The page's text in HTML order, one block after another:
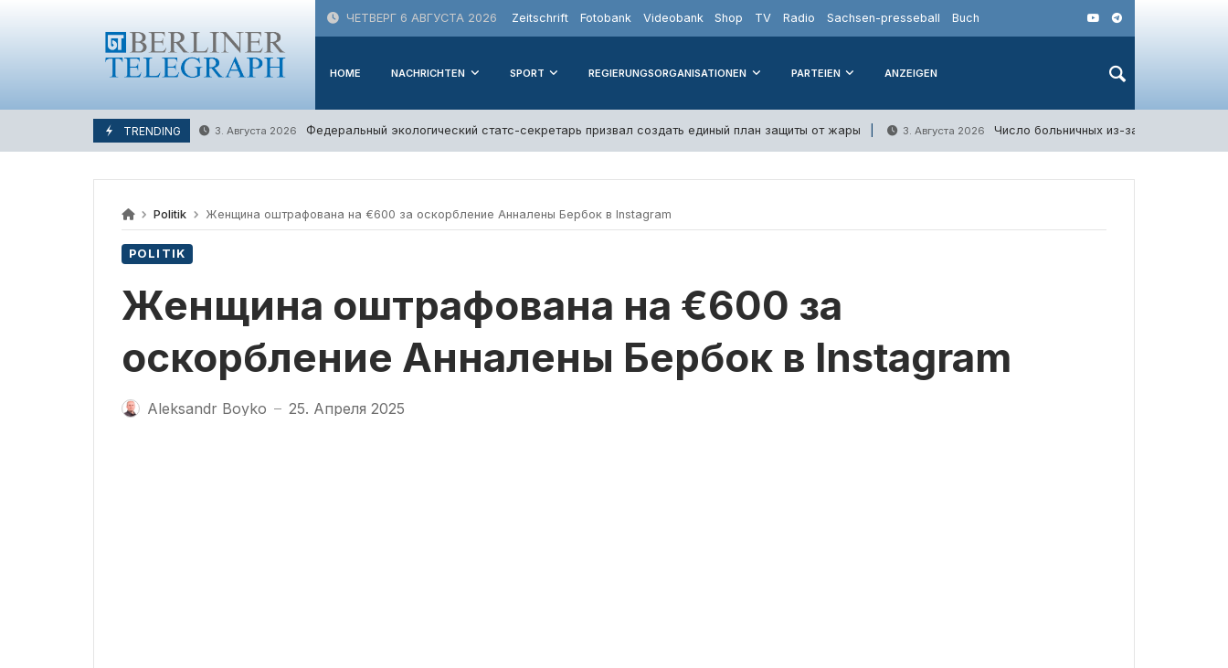
ЧЕТВЕРГ 6 АВГУСТА 2026 Zeitschrift Fotobank Videobank Shop TV Radio Sachsen-presseball Buch
HOME NACHRICHTEN SPORT REGIERUNGSORGANISATIONEN PARTEIEN ANZEIGEN
TRENDING 3. Августа 2026 Федеральный экологический статс-секретарь призвал создать единый план защиты от жары 3. Августа 2026 Число больничных из-за стресса в
Politik Женщина оштрафована на €600 за оскорбление Анналены Бербок в Instagram
POLITIK
Женщина оштрафована на €600 за
оскорбление Анналены Бербок в Instagram
Aleksandr Boyko — 25. Апреля 2025